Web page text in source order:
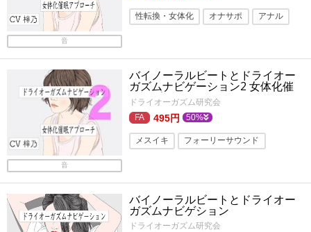
音
性転換・女体化 オナサポ アナル
バイノーラル・ダミヘ
音
バイノーラルビートとドライオー
ガズムナビゲーション2 女体化催
〇アプローチ
ドライオーガズム研究会
495円 50%
メスイキ フォーリーサウンド
性転換・女体化 オナニー 言葉責め
耳舐め
バイノーラルビートとドライオー
ガズムナビゲション
ドライオーガズム研究会